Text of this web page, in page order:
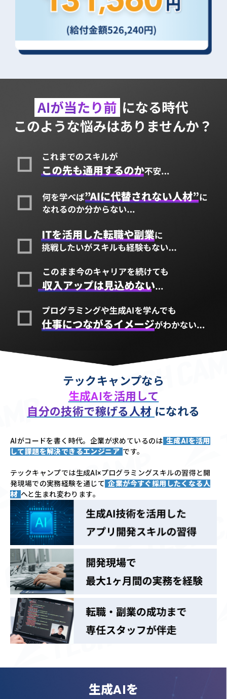
テックキャンプなら
生成AIを活用して
自分の技術で稼げる人材 になれる
AIがコードを書く時代。企業が求めているのは 生成AIを活用
して課題を解決できるエンジニア です。
テックキャンプでは生成AI×プログラミングスキルの習得と開
発現場での実務経験を通じて 企業が今すぐ採用したくなる人
材 へと生まれ変わります。
生成AIを